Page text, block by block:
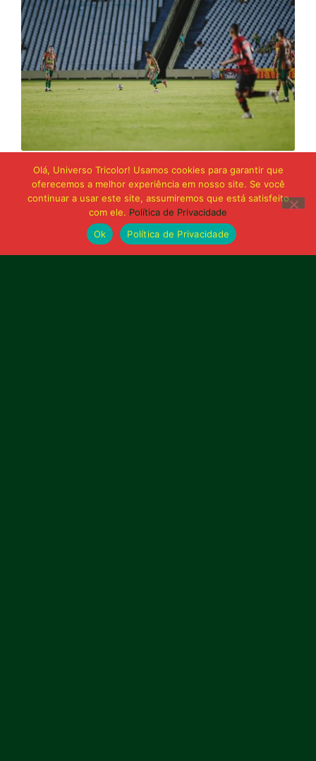
21 de junho de 2026
Sampaio é superado pelo Trem no Castelão
e buscará reação em Macapá
Olá, Universo Tricolor! Usamos cookies para garantir que
oferecemos a melhor experiência em nosso site. Se você
continuar a usar este site, assumiremos que está satisfeito
com ele. Política de Privacidade
Ok
Política de Privacidade